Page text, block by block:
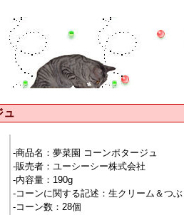
ュ
-商品名：夢菜園 コーンポタージュ
-販売者：ユーシーシー株式会社
-内容量：190g
-コーンに関する記述：生クリーム＆つぶ
-コーン数：28個